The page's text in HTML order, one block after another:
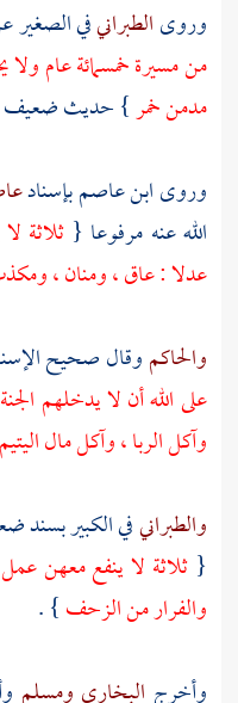
وروىالطبرانيفي
من مسيرة خمسمائة عام ولا
مدمن خمر} حديث
وروىابن عاصمبإسناد
الله عنه مرفوعا {ثلاثة
عدلا : عاق ، ومنان ،
والحاكموقال صحيح
على الله أن لا يدخلهم
وآكل الربا ، وآكل مال
والطبرانيفي الكبير
{ثلاثة لا ينفع معهن
والفرار من الزحف} .
وأخرج البخاري ومسلم